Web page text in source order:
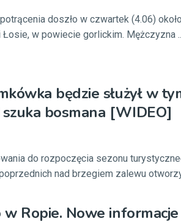
doszło w czwartek (4.06)
w powiecie gorlickim. Mężczyzna
będzie służył w
bosmana [WIDEO]
do rozpoczęcia sezonu
nad brzegiem zalewu
w Ropie. Nowe